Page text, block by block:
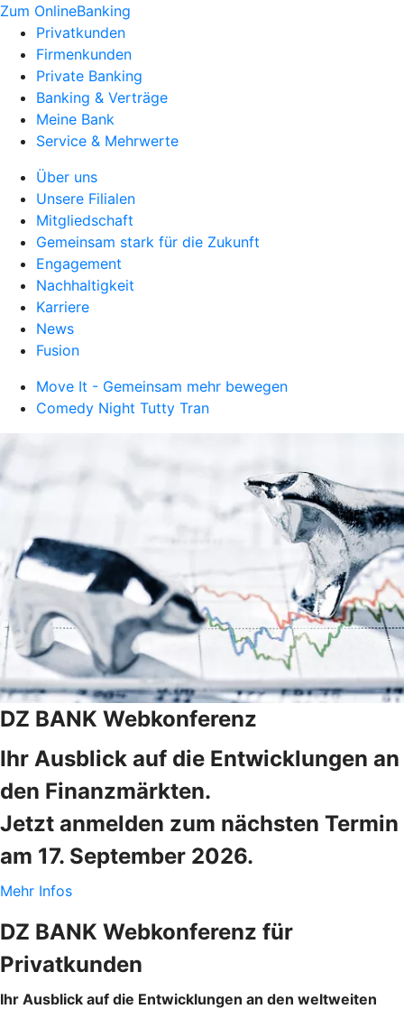
Zum OnlineBanking
Privatkunden
Firmenkunden
Private Banking
Banking & Verträge
Meine Bank
Service & Mehrwerte
Über uns
Unsere Filialen
Mitgliedschaft
Gemeinsam stark für die Zukunft
Engagement
Nachhaltigkeit
Karriere
News
Fusion
Move It - Gemeinsam mehr bewegen
Comedy Night Tutty Tran
DZ BANK Webkonferenz
Ihr Ausblick auf die Entwicklungen an
den Finanzmärkten.
Jetzt anmelden zum nächsten Termin
am 17. September 2026.
Mehr Infos
DZ BANK Webkonferenz für
Privatkunden
Ihr Ausblick auf die Entwicklungen an den weltweiten